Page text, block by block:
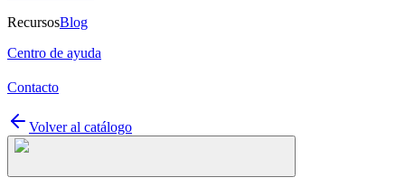
RecursosBlog
Centro de ayuda
Contacto
Volver al catálogo